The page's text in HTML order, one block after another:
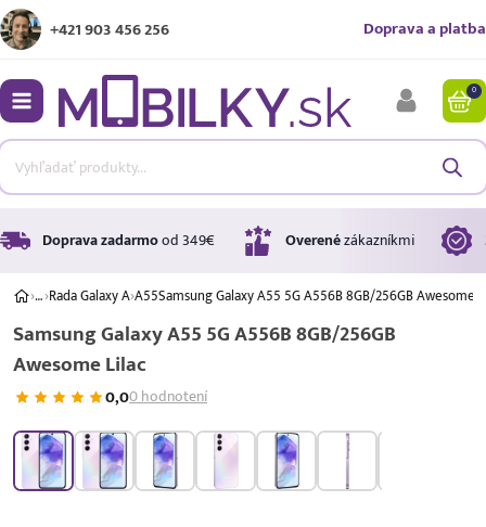
+421 903 456 256 Doprava a platba
0
Doprava zadarmood 349€ Overenézákazníkmi
›…›Rada Galaxy A›A55Samsung Galaxy A55 5G A556B 8GB/256GB Awesome
Samsung Galaxy A55 5G A556B 8GB/256GB
Awesome Lilac
0,00 hodnotení
A A ↑
G
Úrok
17,99 %